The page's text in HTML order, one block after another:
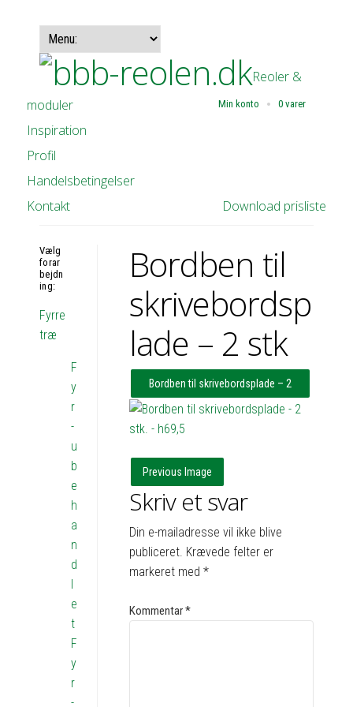
Min konto 0 varer
Reoler &
moduler
Inspiration
Profil
Handelsbetingelser
Download prisliste
Kontakt
Bordben til
skrivebordsp
lade – 2 stk
Bordben til skrivebordsplade – 2
stk. – h69,5
Previous Image
Skriv et svar
Din e-mailadresse vil ikke blive
publiceret. Krævede felter er
markeret med*
Kommentar*
Vælg
forar
bejdn
ing:
Fyrre
træ
F
y
r
-
u
b
e
h
a
n
d
l
e
t
F
y
r
-